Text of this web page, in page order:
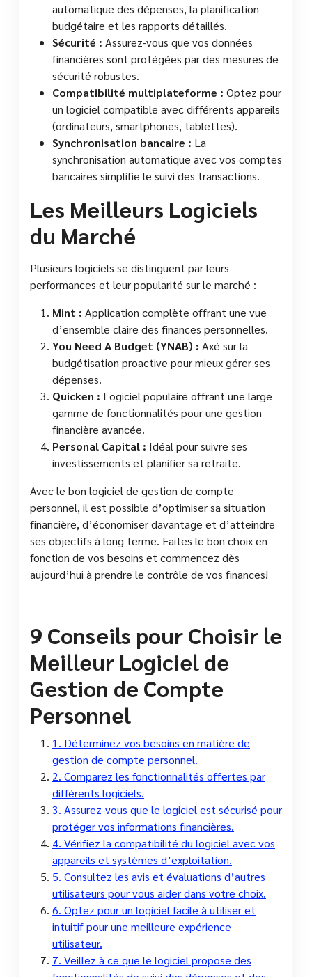
automatique des dépenses, la planification
budgétaire et les rapports détaillés.
Sécurité : Assurez-vous que vos données
financières sont protégées par des mesures de
sécurité robustes.
Compatibilité multiplateforme : Optez pour
un logiciel compatible avec différents appareils
(ordinateurs, smartphones, tablettes).
Synchronisation bancaire : La
synchronisation automatique avec vos comptes
bancaires simplifie le suivi des transactions.
Les Meilleurs Logiciels
du Marché
Plusieurs logiciels se distinguent par leurs
performances et leur popularité sur le marché :
Mint : Application complète offrant une vue
d’ensemble claire des finances personnelles.
You Need A Budget (YNAB) : Axé sur la
budgétisation proactive pour mieux gérer ses
dépenses.
Quicken : Logiciel populaire offrant une large
gamme de fonctionnalités pour une gestion
financière avancée.
Personal Capital : Idéal pour suivre ses
investissements et planifier sa retraite.
Avec le bon logiciel de gestion de compte
personnel, il est possible d’optimiser sa situation
financière, d’économiser davantage et d’atteindre
ses objectifs à long terme. Faites le bon choix en
fonction de vos besoins et commencez dès
aujourd’hui à prendre le contrôle de vos finances!
9 Conseils pour Choisir le
Meilleur Logiciel de
Gestion de Compte
Personnel
1. Déterminez vos besoins en matière de
gestion de compte personnel.
2. Comparez les fonctionnalités offertes par
différents logiciels.
3. Assurez-vous que le logiciel est sécurisé pour
protéger vos informations financières.
4. Vérifiez la compatibilité du logiciel avec vos
appareils et systèmes d’exploitation.
5. Consultez les avis et évaluations d’autres
utilisateurs pour vous aider dans votre choix.
6. Optez pour un logiciel facile à utiliser et
intuitif pour une meilleure expérience
utilisateur.
7. Veillez à ce que le logiciel propose des